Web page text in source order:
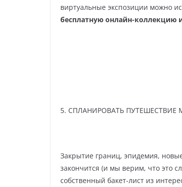
виртуальные экспозиции можно
бесплатную онлайн-коллекцию
5. СПЛАНИРОВАТЬ ПУТЕШЕСТВИЕ
Закрытие границ, эпидемия,
закончится (и мы верим, что это
собственный бакет-лист из